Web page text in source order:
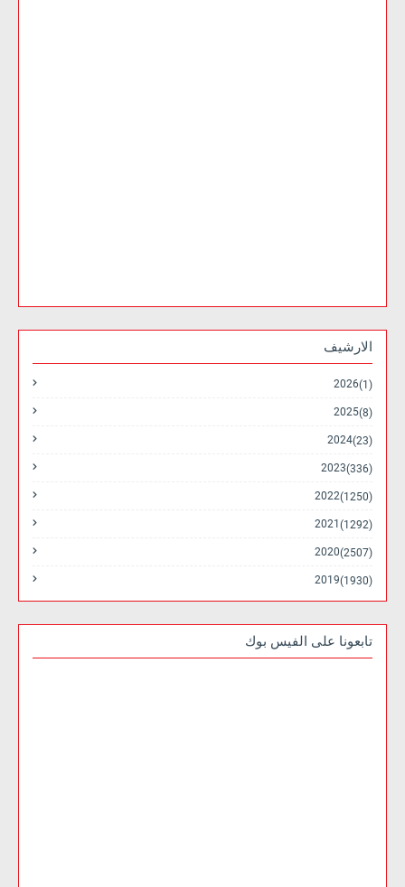
الارشيف
2026 (1)
2025 (8)
2024 (23)
2023 (336)
2022 (1250)
2021 (1292)
2020 (2507)
2019 (1930)
تابعونا على الفيس بوك